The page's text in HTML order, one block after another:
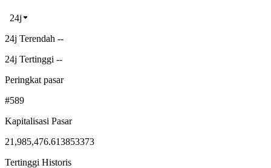
24j
24j Terendah --
24j Tertinggi --
Peringkat pasar
#589
Kapitalisasi Pasar
21,985,476.613853373
Tertinggi Historis